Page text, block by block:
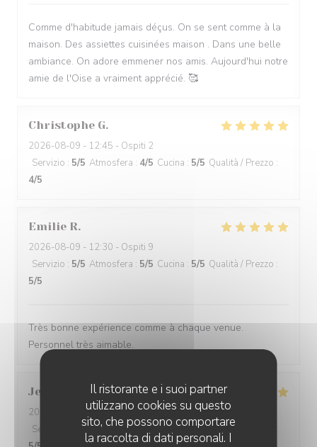
Il ristorante e i suoi partner
utilizzano cookies su questo
sito, che possono comportare
la raccolta di dati personali. I
Comme d'habitude jamais déçus. On se sent comme à la
maison. Des assiettes cuisinées maison . Dans une belle
ambiance. On adore emmener nos amis. Aujourd'hui notre
amie de l'Oise a vraiment apprécié. 🥰
Christophe G
2026-08-09 - 12:45 - Ospiti 2
Servizio : 5/5 Atmosfera : 4/5 Cucina : 5/5 Qualità / Prezzo :
4/5
Emilie R
2026-08-09 - 12:30 - Ospiti 9
Servizio : 5/5 Atmosfera : 5/5 Cucina : 5/5 Qualità / Prezzo :
5/5
Très bonne expérience comme à chaque venue.
Personnel très aimable.
Jean Michel B
2026-08-02
- 13:15 - Ospiti 10
Servizio
/5 Atmosfera: 5/5 Cucina: 5/5 Qualità / Prezzo